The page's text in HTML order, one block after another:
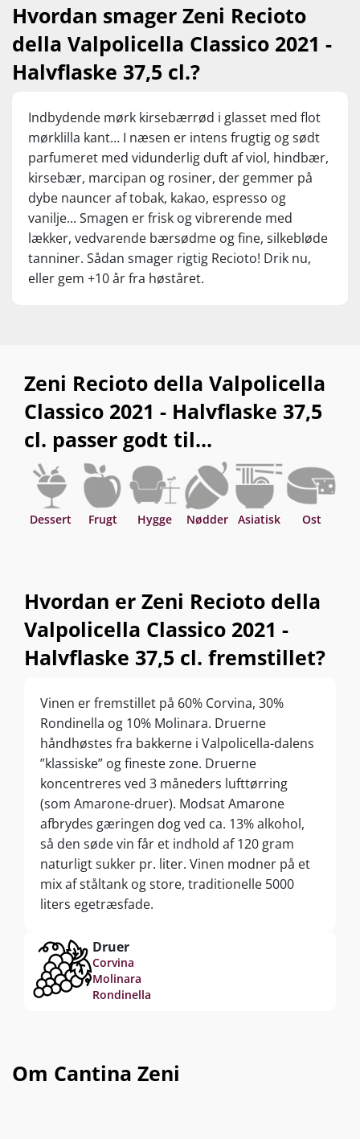
Hvordan smager Zeni Recioto
della Valpolicella Classico 2021 -
Halvflaske 37,5 cl.?
Indbydende mørk kirsebærrød i glasset med flot
mørklilla kant… I næsen er intens frugtig og sødt
parfumeret med vidunderlig duft af viol, hindbær,
kirsebær, marcipan og rosiner, der gemmer på
dybe nauncer af tobak, kakao, espresso og
vanilje... Smagen er frisk og vibrerende med
lækker, vedvarende bærsødme og fine, silkebløde
tanniner. Sådan smager rigtig Recioto! Drik nu,
eller gem +10 år fra høståret.
Zeni Recioto della Valpolicella
Classico 2021 - Halvflaske 37,5
cl. passer godt til...
Dessert Frugt Hygge Nødder Asiatisk Ost
Hvordan er Zeni Recioto della
Valpolicella Classico 2021 -
Halvflaske 37,5 cl. fremstillet?
Vinen er fremstillet på 60% Corvina, 30%
Rondinella og 10% Molinara. Druerne
håndhøstes fra bakkerne i Valpolicella-dalens
”klassiske” og fineste zone. Druerne
koncentreres ved 3 måneders lufttørring
(som Amarone-druer). Modsat Amarone
afbrydes gæringen dog ved ca. 13% alkohol,
så den søde vin får et indhold af 120 gram
naturligt sukker pr. liter. Vinen modner på et
mix af ståltank og store, traditionelle 5000
liters egetræsfade.
Druer
Corvina
Molinara
Rondinella
Om Cantina Zeni